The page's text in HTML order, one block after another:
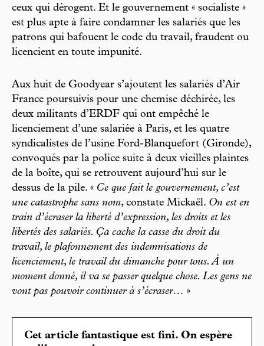
ceux qui dérogent. Et le gouvernement « socialiste »
est plus apte à faire condamner les salariés que les
patrons qui bafouent le code du travail, fraudent ou
licencient en toute impunité.
Aux huit de Goodyear s’ajoutent les salariés d’Air
France poursuivis pour une chemise déchirée, les
deux militants d’ERDF qui ont empêché le
licenciement d’une salariée à Paris, et les quatre
syndicalistes de l’usine Ford-Blanquefort (Gironde),
convoqués par la police suite à deux vieilles plaintes
de la boîte, qui se retrouvent aujourd’hui sur le
dessus de la pile. « Ce que fait le gouvernement, c’est
une catastrophe sans nom, constate Mickaël. On est en
train d’écraser la liberté d’expression, les droits et les
libertés des salariés. Ça cache la casse du droit du
travail, le plafonnement des indemnisations de
licenciement, le travail du dimanche pour tous. À un
moment donné, il va se passer quelque chose. Les gens ne
vont pas pouvoir continuer à s’écraser… »
Cet article fantastique est fini. On espère